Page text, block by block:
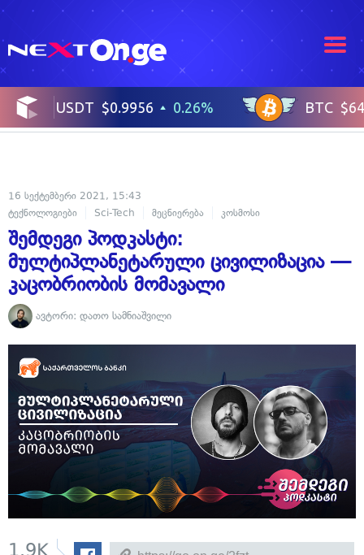
16 სექტემბერი 2021, 15:43
ტექნოლოგიები
Sci-Tech მეცნიერება კოსმოსი
შემდეგი პოდკასტი:
მულტიპლანეტარული ცივილიზაცია —
კაცობრიობის მომავალი
ავტორი: დათო სამნიაშვილი